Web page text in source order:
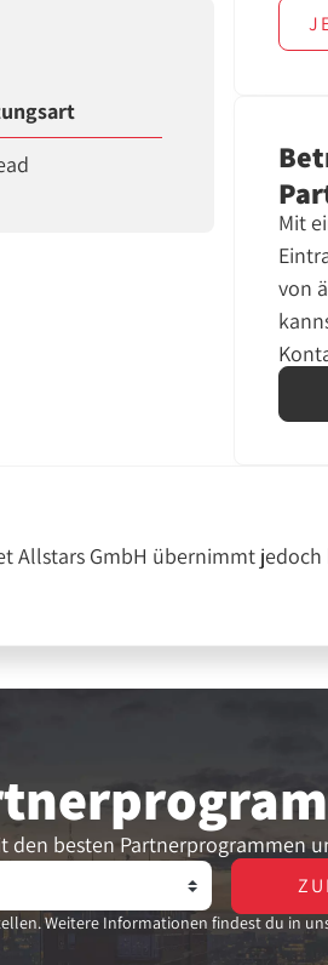
Mit
von
GmbH übernimmt
besten Partnerprogrammen
Weitere Informationen findest du in